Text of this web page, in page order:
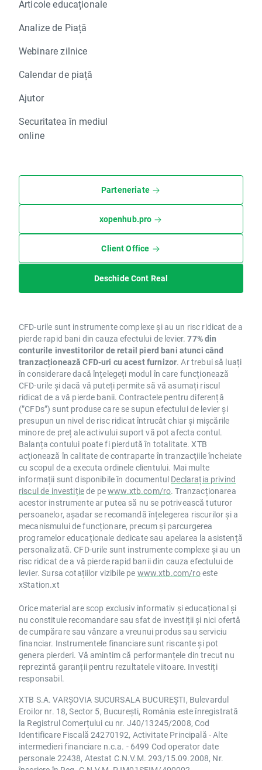
Articole educaționale
Analize de Piață
Webinare zilnice
Calendar de piață
Ajutor
Securitatea în mediul
online
Parteneriate
xopenhub.pro
Client Office
Deschide Cont Real
CFD-urile sunt instrumente complexe și au un risc ridicat de a
pierde rapid bani din cauza efectului de levier.77% din
conturile investitorilor de retail pierd bani atunci când
tranzacționează CFD-uri cu acest furnizor. Ar trebui să luați
în considerare dacă înțelegeți modul în care funcționează
CFD-urile și dacă vă puteți permite să vă asumați riscul
ridicat de a vă pierde banii. Contractele pentru diferență
(”CFDs”) sunt produse care se supun efectului de levier și
presupun un nivel de risc ridicat întrucât chiar și mișcările
minore de preț ale activului suport vă pot afecta contul.
Balanța contului poate fi pierdută în totalitate. XTB
acţionează în calitate de contraparte în tranzacţiile încheiate
cu scopul de a executa ordinele clientului. Mai multe
informații sunt disponibile în documentul Declarația privind
riscul de investițiede pewww.xtb.com/ro. Tranzacționarea
acestor instrumente ar putea să nu se potrivească tuturor
persoanelor, așadar se recomandă înțelegerea riscurilor și a
mecanismului de funcționare, precum și parcurgerea
programelor educaționale dedicate sau apelarea la asistență
personalizată. CFD-urile sunt instrumente complexe și au un
risc ridicat de a vă pierde rapid banii din cauza efectului de
levier. Sursa cotațiilor vizibile pe www.xtb.com/roeste
xStation.xt
Orice material are scop exclusiv informativ și educațional și
nu constituie recomandare sau sfat de investiții și nici ofertă
de cumpărare sau vânzare a vreunui produs sau serviciu
financiar. Instrumentele financiare sunt riscante și pot
genera pierderi. Vă amintim că performanțele din trecut nu
reprezintă garanții pentru rezultatele viitoare. Investiți
responsabil.
XTB S.A. VARȘOVIA SUCURSALA BUCUREȘTI, Bulevardul
Eroilor nr. 18, Sector 5, București, România este înregistrată
la Registrul Comerțului cu nr. J40/13245/2008, Cod
Identificare Fiscală 24270192, Activitate Principală - Alte
intermedieri financiare n.c.a. - 6499 Cod operator date
personale 22438, Atestat C.N.V.M. 293/15.09.2008, Nr.